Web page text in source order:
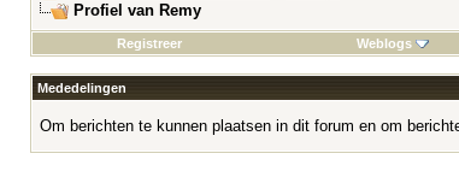
Profiel van Remy
Registreer
Weblogs
Mededelingen
Om berichten te kunnen plaatsen in dit forum en om